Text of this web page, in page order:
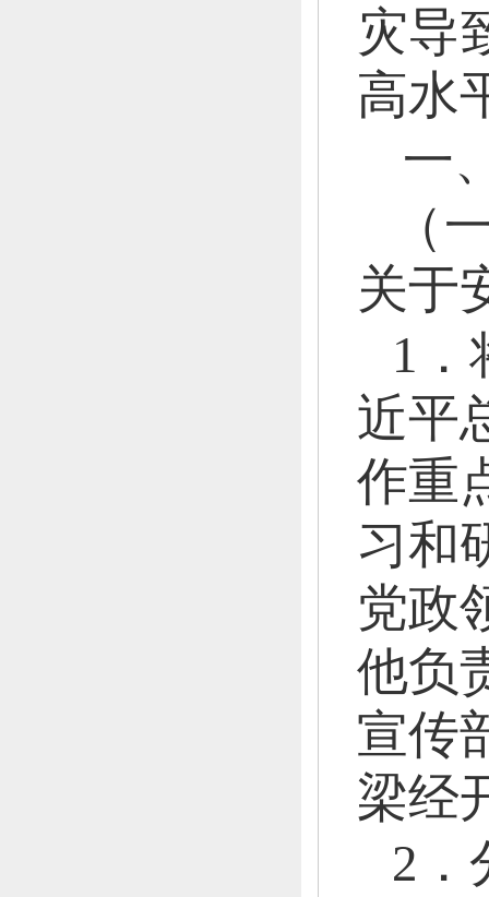
灾导
高水
一
（
关于
1．
近平
作重
习和
党政
他负
宣传
梁经
2．